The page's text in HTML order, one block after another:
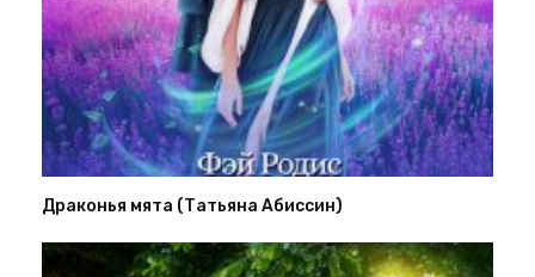
Драконья мята (Татьяна Абиссин)